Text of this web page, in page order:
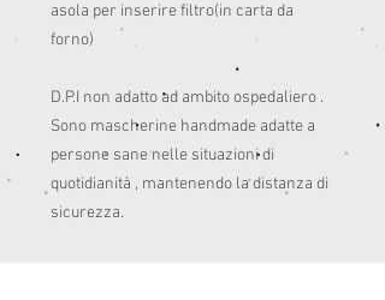
asola per inserire filtro(in carta da
forno)
D.P.I non adatto ad ambito ospedaliero .
Sono mascherine handmade adatte a
persone sane nelle situazioni di
quotidianità , mantenendo la distanza di
sicurezza.